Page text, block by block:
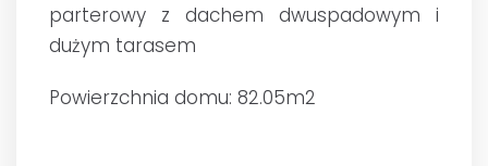
parterowy z dachem dwuspadowym i
dużym tarasem
Powierzchnia domu: 82.05m2